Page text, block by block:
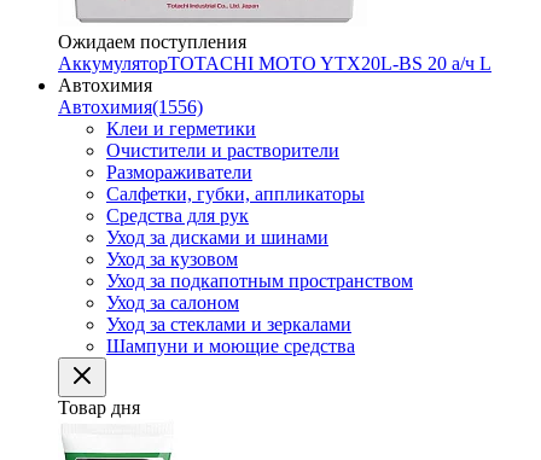
Ожидаем поступления
АккумуляторTOTACHI MOTO YTX20L-BS 20 а/ч L
Автохимия
Автохимия(1556)
Клеи и герметики
Очистители и растворители
Размораживатели
Салфетки, губки, аппликаторы
Средства для рук
Уход за дисками и шинами
Уход за кузовом
Уход за подкапотным пространством
Уход за салоном
Уход за стеклами и зеркалами
Шампуни и моющие средства
Товар дня